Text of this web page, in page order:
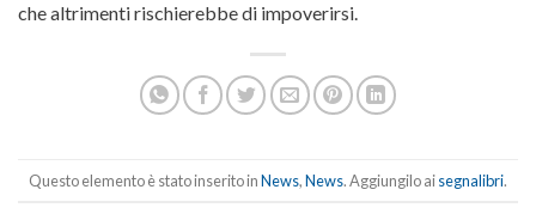
che altrimenti rischierebbe di impoverirsi.
Questo elemento è stato inserito inNews,News. Aggiungilo aisegnalibri.